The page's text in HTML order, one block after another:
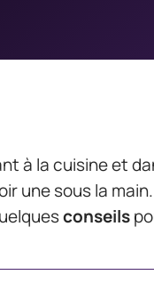
à la cuisine et
une sous la
conseils